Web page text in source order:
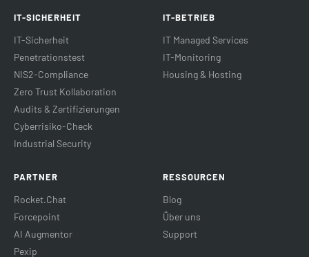
IT-SICHERHEIT
IT-Sicherheit
Penetrationstest
NIS2-Compliance
Zero Trust Kollaboration
Audits & Zertifizierungen
Cyberrisiko-Check
Industrial Security
IT-BETRIEB
IT Managed Services
IT-Monitoring
Housing & Hosting
PARTNER
Rocket.Chat
Forcepoint
AI Augmentor
Pexip
RESSOURCEN
Blog
Über uns
Support